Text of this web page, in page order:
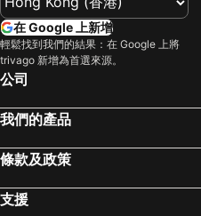
在 Google 上新增
輕鬆找到我們的結果：在 Google 上將
trivago 新增為首選來源。
公司
我們的產品
條款及政策
支援